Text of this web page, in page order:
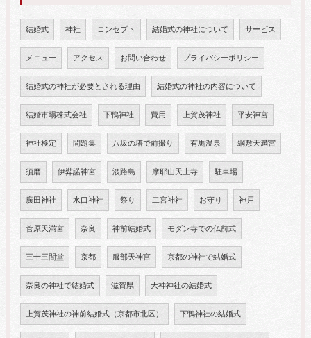
結婚式 神社 コンセプト 結婚式の神社について サービス
メニュー アクセス お問い合わせ プライバシーポリシー
結婚式の神社が必要とされる理由 結婚式の神社の内容について
結婚市場株式会社 下鴨神社 費用 上賀茂神社 平安神宮
神社検定 問題集 八坂の塔で前撮り 有馬温泉 綱敷天満宮
須磨 伊弉諾神宮 淡路島 摩耶山天上寺 駐車場
廣田神社 水口神社 祭り 二宮神社 お守り 神戸
菅原天満宮 奈良 神前結婚式 モダン寺での仏前式
三十三間堂 京都 服部天神宮 京都の神社で結婚式
奈良の神社で結婚式 滋賀県 大神神社の結婚式
上賀茂神社の神前結婚式（京都市北区） 下鴨神社の結婚式